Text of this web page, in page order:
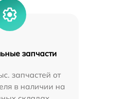
запчасти
запчастей от
в наличии на